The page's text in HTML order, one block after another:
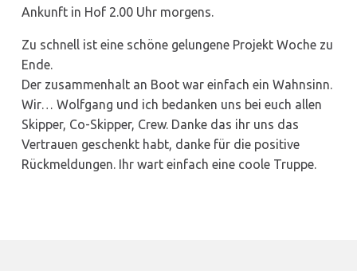
Ankunft in Hof 2.00 Uhr morgens.
Zu schnell ist eine schöne gelungene Projekt Woche zu
Ende.
Der zusammenhalt an Boot war einfach ein Wahnsinn.
Wir… Wolfgang und ich bedanken uns bei euch allen
Skipper, Co-Skipper, Crew. Danke das ihr uns das
Vertrauen geschenkt habt, danke für die positive
Rückmeldungen. Ihr wart einfach eine coole Truppe.